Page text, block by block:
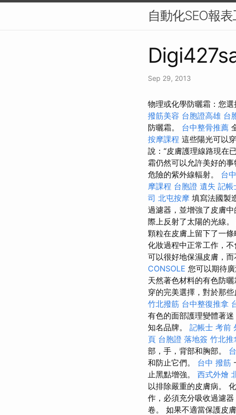
自動化SEO報
Sep 29, 2013
物理或化學防曬霜：您
撥筋美容 台胞證高雄 台
防曬霜。 台中整骨推薦
按摩課程 這些陽光可以
說：“皮膚護理線路現在
霜仍然可以允許美好的事
危險的紫外線輻射。 台
摩課程 台胞證 遺失 記帳
司 北屯按摩 填寫法國製
過濾器，並增強了皮膚
際上反射了太陽的光線
顆粒在皮膚上留下了一
化妝過程中正常工作，不
可以很好地保濕皮膚，
CONSOLE 您可以期待
天然著色材料的有色防
穿的完美選擇，對於那
竹北撥筋 台中整復推拿
有色的面部護理變體著
知名品牌。 記帳士 考前
頁 台胞證 落地簽 竹北推
部，手，背部和胸部。
和防止它們。 台中 撥筋
止黑點增強。 西式外燴
以排除嚴重的皮膚病。
作，必須充分吸收過濾
卷。 如果不適當保護皮